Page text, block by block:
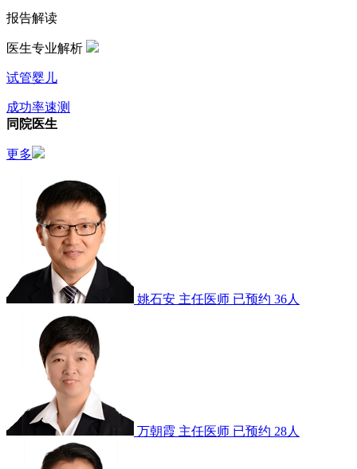
报告解读
医生专业解析
试管婴儿
成功率速测
同院医生
更多
姚石安 主任医师 已预约 36人
万朝霞 主任医师 已预约 28人